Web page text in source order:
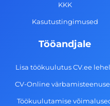
KKK
Kasutustingimused
Tööandjale
Lisa töökuulutus CV.ee
CV-Online
Töökuulutamise